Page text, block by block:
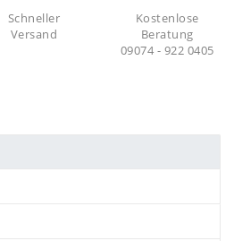
Schneller
Versand
Kostenlose
Beratung
09074 - 922 0405